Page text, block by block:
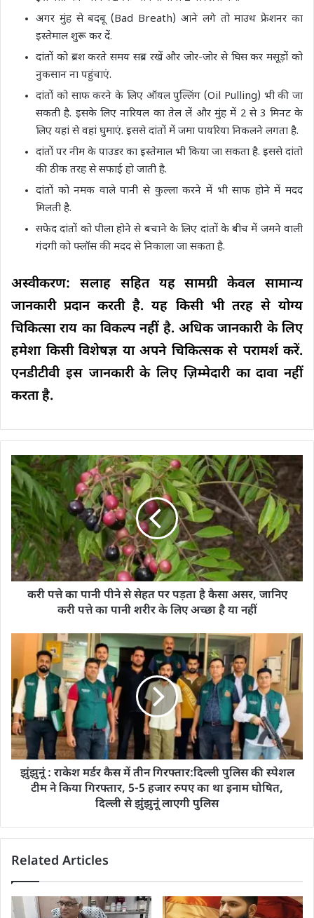
अगर मुंह से बदबू (Bad Breath) आने लगे तो माउथ फ्रेशनर का
इस्तेमाल शुरू कर दें.
दांतों को ब्रश करते समय सब्र रखें और जोर-जोर से घिस कर मसूड़ों को
नुकसान ना पहुंचाएं.
दांतों को साफ करने के लिए ऑयल पुल्लिंग (Oil Pulling) भी की जा
सकती है. इसके लिए नारियल का तेल लें और मुंह में 2 से 3 मिनट के
लिए यहां से वहां घुमाएं. इससे दांतों में जमा पायरिया निकलने लगता है.
दांतों पर नीम के पाउडर का इस्तेमाल भी किया जा सकता है. इससे दांतो
की ठीक तरह से सफाई हो जाती है.
दांतों को नमक वाले पानी से कुल्ला करने में भी साफ होने में मदद
मिलती है.
सफेद दांतों को पीला होने से बचाने के लिए दांतों के बीच में जमने वाली
गंदगी को फ्लॉस की मदद से निकाला जा सकता है.
अस्वीकरण: सलाह सहित यह सामग्री केवल सामान्य
जानकारी प्रदान करती है. यह किसी भी तरह से योग्य
चिकित्सा राय का विकल्प नहीं है. अधिक जानकारी के लिए
हमेशा किसी विशेषज्ञ या अपने चिकित्सक से परामर्श करें.
एनडीटीवी इस जानकारी के लिए ज़िम्मेदारी का दावा नहीं
करता है.
करी पत्ते का पानी पीने से सेहत पर पड़ता है कैसा असर, जानिए
करी पत्ते का पानी शरीर के लिए अच्छा है या नहीं
झुंझुनूं : राकेश मर्डर कैस में तीन गिरफ्तार:दिल्ली पुलिस की स्पेशल
टीम ने किया गिरफ्तार, 5-5 हजार रुपए का था इनाम घोषित,
दिल्ली से झुंझुनूं लाएगी पुलिस
Related Articles